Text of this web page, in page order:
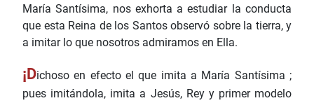
María Santísima, nos exhorta a estudiar la conducta
que esta Reina de los Santos observó sobre la tierra, y
a imitar lo que nosotros admiramos en Ella.
¡Dichoso en efecto el que imita a María Santísima ;
pues imitándola, imita a Jesús, Rey y primer modelo